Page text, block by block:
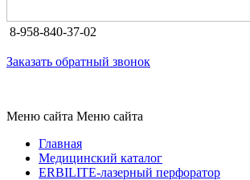
8-958-840-37-02
Заказать обратный звонок
Меню сайта Меню сайта
Главная
Медицинский каталог
ERBILITE-лазерный перфоратор